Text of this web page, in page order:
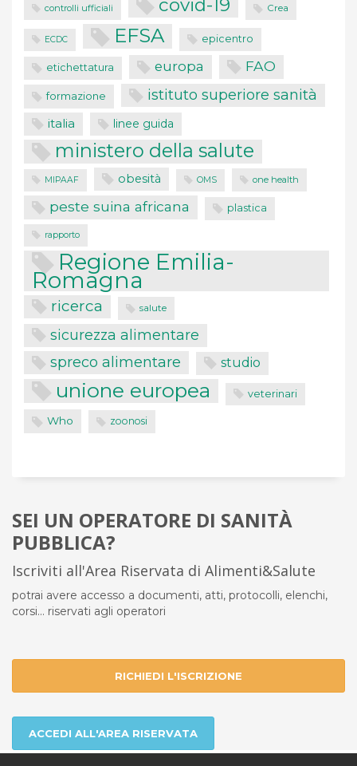
controlli ufficiali covid-19 Crea
ECDC EFSA epicentro
etichettatura europa FAO
formazione istituto superiore sanità
italia linee guida
ministero della salute
MIPAAF obesità OMS one health
peste suina africana plastica
rapporto
Regione Emilia-
Romagna
ricerca salute
sicurezza alimentare
spreco alimentare studio
unione europea veterinari
Who zoonosi
SEI UN OPERATORE DI SANITÀ
PUBBLICA?
Iscriviti all'Area Riservata di Alimenti&Salute
potrai avere accesso a documenti, atti, protocolli, elenchi,
corsi... riservati agli operatori
RICHIEDI L'ISCRIZIONE
ACCEDI ALL'AREA RISERVATA